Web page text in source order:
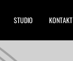
STUDIO KONTAKT